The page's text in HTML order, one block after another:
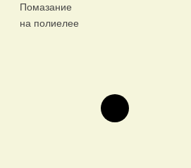
Помазание
на полиелее